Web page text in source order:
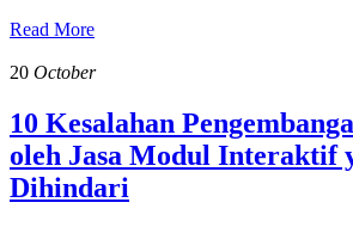
Read More
20 October
10 Kesalahan
oleh Jasa Modul Interaktif
Dihindari